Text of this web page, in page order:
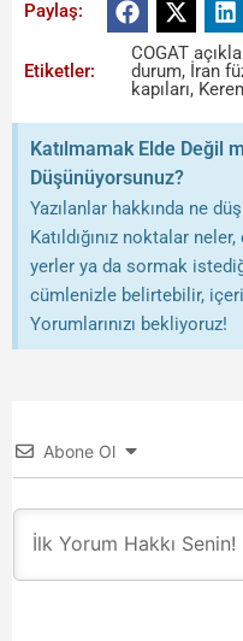
Paylaş:
Etiketler:
COGAT
durum, İran
kapıları,
Katılmamak Elde Değil
Düşünüyorsunuz?
Yazılanlar hakkında ne
Katıldığınız noktalar
yerler ya da sormak
cümlenizle belirtebilir,
Yorumlarınızı bekliyoruz!
Abone Ol